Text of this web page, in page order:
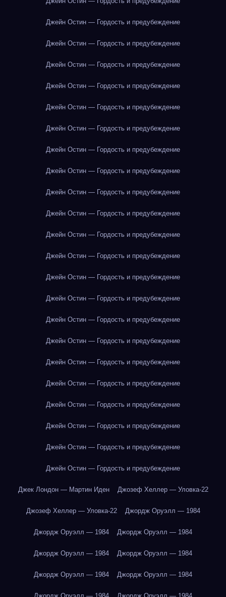
Джейн Остин — Гордость и предубеждение
Джейн Остин — Гордость и предубеждение
Джейн Остин — Гордость и предубеждение
Джейн Остин — Гордость и предубеждение
Джейн Остин — Гордость и предубеждение
Джейн Остин — Гордость и предубеждение
Джейн Остин — Гордость и предубеждение
Джейн Остин — Гордость и предубеждение
Джейн Остин — Гордость и предубеждение
Джейн Остин — Гордость и предубеждение
Джейн Остин — Гордость и предубеждение
Джейн Остин — Гордость и предубеждение
Джейн Остин — Гордость и предубеждение
Джейн Остин — Гордость и предубеждение
Джейн Остин — Гордость и предубеждение
Джейн Остин — Гордость и предубеждение
Джейн Остин — Гордость и предубеждение
Джейн Остин — Гордость и предубеждение
Джейн Остин — Гордость и предубеждение
Джейн Остин — Гордость и предубеждение
Джейн Остин — Гордость и предубеждение
Джейн Остин — Гордость и предубеждение
Джек Лондон — Мартин Иден Джозеф Хеллер — Уловка-22
Джозеф Хеллер — Уловка-22 Джордж Оруэлл — 1984
Джордж Оруэлл — 1984 Джордж Оруэлл — 1984
Джордж Оруэлл — 1984 Джордж Оруэлл — 1984
Джордж Оруэлл — 1984 Джордж Оруэлл — 1984